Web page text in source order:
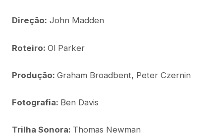
Direção: John Madden
Roteiro: Ol Parker
Produção: Graham Broadbent, Peter Czernin
Fotografia: Ben Davis
Trilha Sonora: Thomas Newman